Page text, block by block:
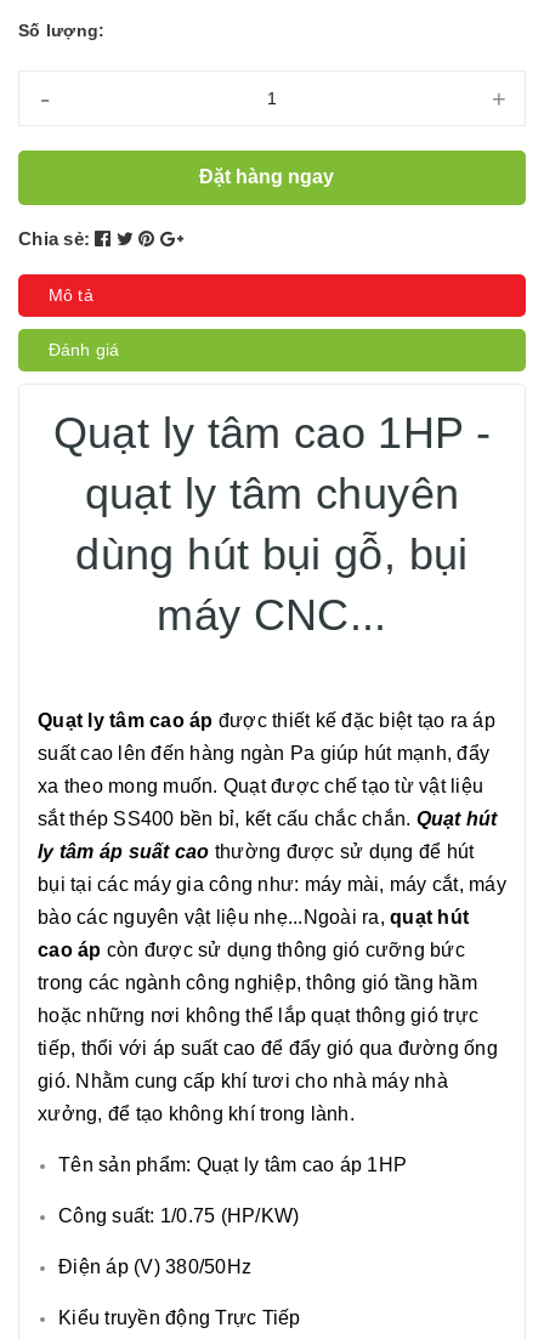
Số lượng:
- +
Đặt hàng ngay
Chia sẻ:
Mô tả
Đánh giá
Quạt ly tâm cao 1HP -
quạt ly tâm chuyên
dùng hút bụi gỗ, bụi
máy CNC...
Quạt ly tâm cao áp được thiết kế đặc biệt tạo ra áp
suất cao lên đến hàng ngàn Pa giúp hút mạnh, đẩy
xa theo mong muốn. Quạt được chế tạo từ vật liệu
sắt thép SS400 bền bỉ, kết cấu chắc chắn. Quạt hút
ly tâm áp suất cao thường được sử dụng để hút
bụi tại các máy gia công như: máy mài, máy cắt, máy
bào các nguyên vật liệu nhẹ...Ngoài ra, quạt hút
cao áp còn được sử dụng thông gió cưỡng bức
trong các ngành công nghiệp, thông gió tầng hầm
hoặc những nơi không thể lắp quạt thông gió trực
tiếp, thổi với áp suất cao để đẩy gió qua đường ống
gió. Nhằm cung cấp khí tươi cho nhà máy nhà
xưởng, để tạo không khí trong lành.
Tên sản phẩm: Quạt ly tâm cao áp 1HP
Công suất: 1/0.75 (HP/KW)
Điện áp (V) 380/50Hz
Kiểu truyền động Trực Tiếp